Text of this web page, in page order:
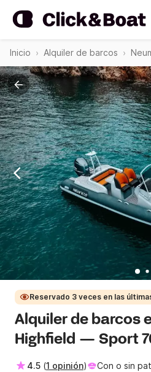
Inicio Alquiler de barcos
Reservado 3 veces en las
Alquiler de barcos
Highfield — Sport
4.5 (1 opinión) Con o sin